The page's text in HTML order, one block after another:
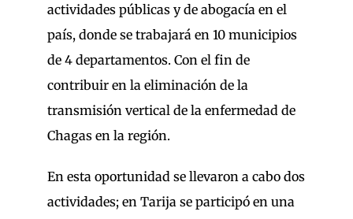
actividades públicas y de abogacía en el
país, donde se trabajará en 10 municipios
de 4 departamentos. Con el fin de
contribuir en la eliminación de la
transmisión vertical de la enfermedad de
Chagas en la región.
En esta oportunidad se llevaron a cabo dos
actividades; en Tarija se participó en una